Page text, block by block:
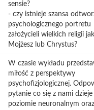
sensie?
- czy istnieje szansa
psychologicznego portretu
założycieli wielkich religii
Mojżesz lub Chrystus?
W czasie wykładu
miłość z perspektywy
psychofizjologicznej.
pytanie co się z nami dzieje
poziomie neuronalnym oraz